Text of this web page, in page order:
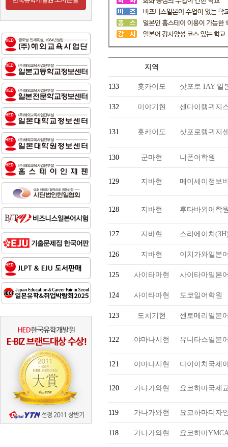
지역
133 홋카이도 삿포로 IAY 일
132 미야기현 센다이랭귀지
131 홋카이도 삿포로랭귀지
130 군마현 니폰어학원
129 지바현 메이세이정보
128 지바현 후타바외어학
127 지바현 스리에이치
126 지바현 이치가와일본
125 사이타마현 사이타마일본
124 사이타마현 도쿄일어학원
123 도치기현 센토메리일본
122 야마나시현 유니타스일본
121 야마나시현 다이이치국제
120 가나가와현 요코하마국제
119 가나가와현 요코하마디자
118 가나가와현 요코하마